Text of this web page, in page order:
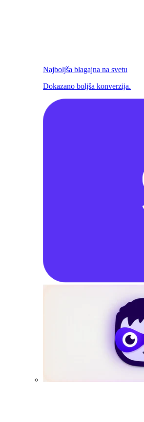
Najboljša blagajna na svetu
Dokazano boljša konverzija.